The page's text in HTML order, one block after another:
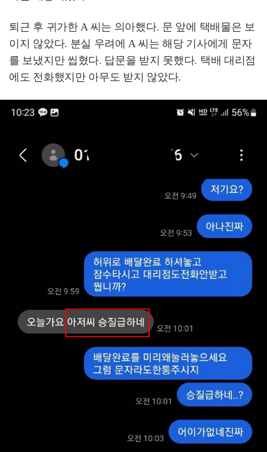
퇴근 후 귀가한 A 씨는 의아했다. 문 앞에 택배물은 보
이지 않았다. 분실 우려에 A 씨는 해당 기사에게 문자
를 보냈지만 씹혔다. 답문을 받지 못했다. 택배 대리점
에도 전화했지만 아무도 받지 않았다.